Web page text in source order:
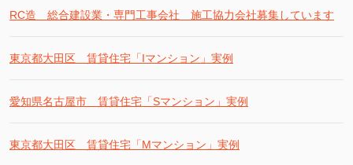
RC造 総合建設業・専門工事会社 施工協力会社募集しています
東京都大田区 賃貸住宅「Iマンション」実例
愛知県名古屋市 賃貸住宅「Sマンション」実例
東京都大田区 賃貸住宅「Mマンション」実例